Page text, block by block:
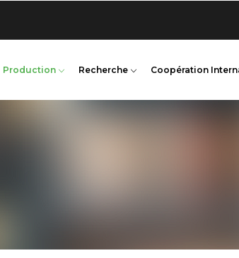
Production Recherche Coopération